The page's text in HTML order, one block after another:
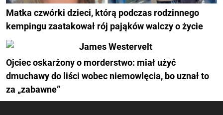
Matka czwórki dzieci, którą podczas rodzinnego
kempingu zaatakował rój pająków walczy o życie
Ojciec oskarżony o morderstwo: miał użyć
dmuchawy do liści wobec niemowlęcia, bo uznał to
za „zabawne”